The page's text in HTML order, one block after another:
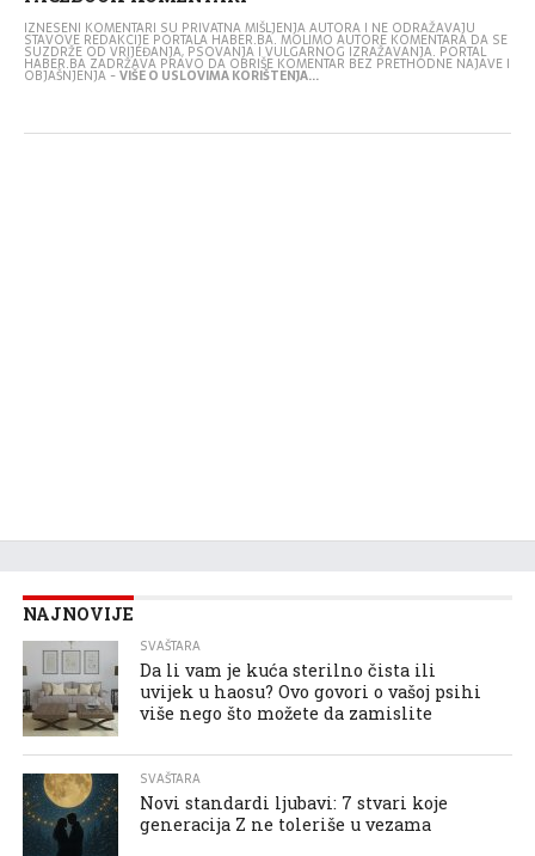
IZNESENI KOMENTARI SU PRIVATNA MIŠLJENJA AUTORA I NE ODRAŽAVAJU
STAVOVE REDAKCIJE PORTALA HABER.BA. MOLIMO AUTORE KOMENTARA DA SE
SUZDRŽE OD VRIJEĐANJA, PSOVANJA I VULGARNOG IZRAŽAVANJA. PORTAL
HABER.BA ZADRŽAVA PRAVO DA OBRIŠE KOMENTAR BEZ PRETHODNE NAJAVE I
OBJAŠNJENJA -VIŠE O USLOVIMA KORIŠTENJA...
NAJNOVIJE
SVAŠTARA
Da li vam je kuća sterilno čista ili
uvijek u haosu? Ovo govori o vašoj psihi
više nego što možete da zamislite
SVAŠTARA
Novi standardi ljubavi: 7 stvari koje
generacija Z ne toleriše u vezama